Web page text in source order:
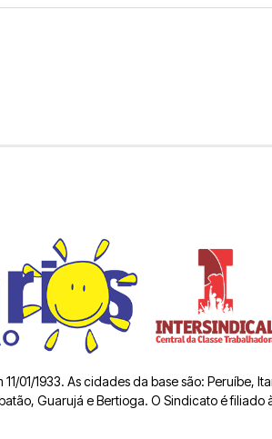
11/01/1933. As cidades da base são: Peruíbe,
Guarujá e Bertioga. O Sindicato é filiado